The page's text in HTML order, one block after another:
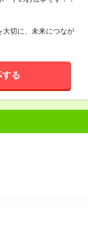
切に、未来につなが
する